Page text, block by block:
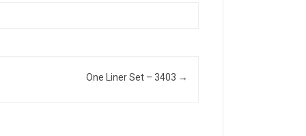
One Liner Set – 3403 →